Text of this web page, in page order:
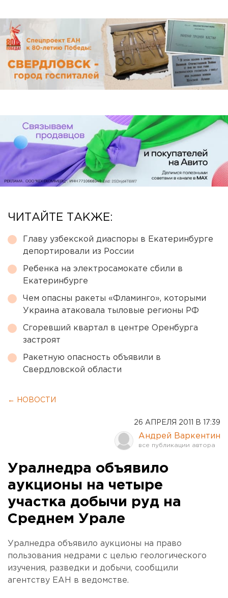
ЧИТАЙТЕ ТАКЖЕ:
Главу узбекской диаспоры в Екатеринбурге
депортировали из России
Ребенка на электросамокате сбили в
Екатеринбурге
Чем опасны ракеты «Фламинго», которыми
Украина атаковала тыловые регионы РФ
Сгоревший квартал в центре Оренбурга
застроят
Ракетную опасность объявили в
Свердловской области
← НОВОСТИ
26 АПРЕЛЯ 2011 В 17:39
Андрей Варкентин
Уралнедра объявило
аукционы на четыре
участка добычи руд на
Среднем Урале
Уралнедра объявило аукционы на право
пользования недрами с целью геологического
изучения, разведки и добычи, сообщили
агентству ЕАН в ведомстве.